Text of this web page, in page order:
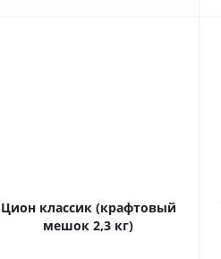
Цион классик (крафтовый
мешок 2,3 кг)